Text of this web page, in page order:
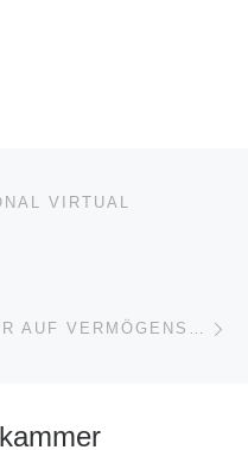
VIRTUAL
AUSWIRKUNGEN VON IFD/IFR AUF VERMÖGENSVERWALTER